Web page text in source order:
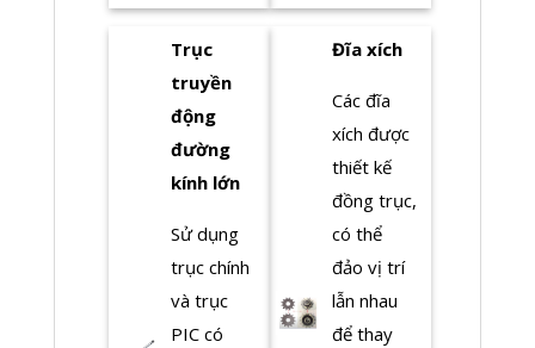
Trục
truyền
động
đường
kính lớn
Sử dụng
trục chính
và trục
PIC có
Đĩa xích
Các đĩa
xích được
thiết kế
đồng trục,
có thể
đảo vị trí
lẫn nhau
để thay